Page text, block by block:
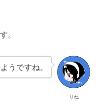
。
りね
うですね。